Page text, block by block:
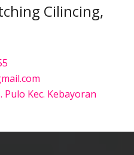
Cilincing,
Pulo Kec. Kebayoran